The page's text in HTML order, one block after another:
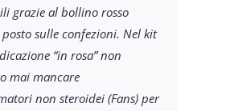
grazie al bollino rosso
sulle confezioni. Nel kit
“in rosa” non
mai mancare
non steroidei (Fans) per